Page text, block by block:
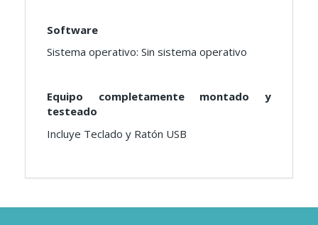
Software
Sistema operativo: Sin sistema operativo
Equipo completamente montado y
testeado
Incluye Teclado y Ratón USB